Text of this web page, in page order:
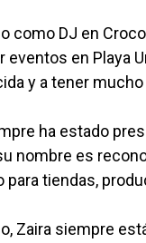
como DJ en
en Playa
y a tener
ha estado
nombre es
tiendas,
Zaira siempre